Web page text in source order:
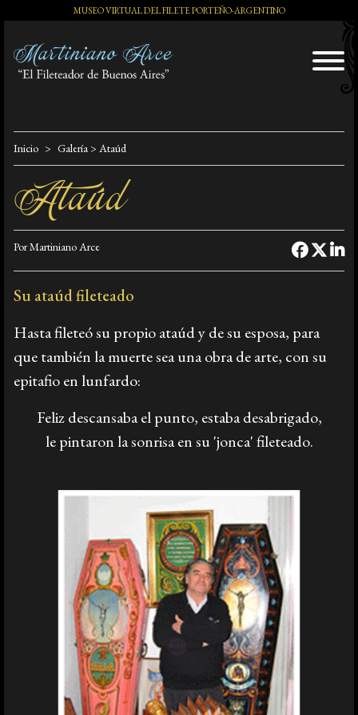
MUSEO VIRTUAL DEL FILETE PORTEÑO-ARGENTINO
El Artista
Exposiciones
Tango y Milonga
Prensa
Galería
Inicio Galería> Ataúd
Ataúd
Por Martiniano Arce
Su ataúd fileteado
Hasta fileteó su propio ataúd y de su esposa, para
que también la muerte sea una obra de arte, con su
epitafio en lunfardo:
Feliz descansaba el punto, estaba desabrigado,
le pintaron la sonrisa en su 'jonca' fileteado.